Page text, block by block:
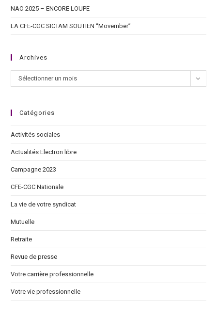
NAO 2025 – ENCORE LOUPE
LA CFE‑CGC SICTAM SOUTIEN “Movember”
Archives
Sélectionner un mois
Catégories
Activités sociales
Actualités Electron libre
Campagne 2023
CFE-CGC Nationale
La vie de votre syndicat
Mutuelle
Retraite
Revue de presse
Votre carrière professionnelle
Votre vie professionnelle